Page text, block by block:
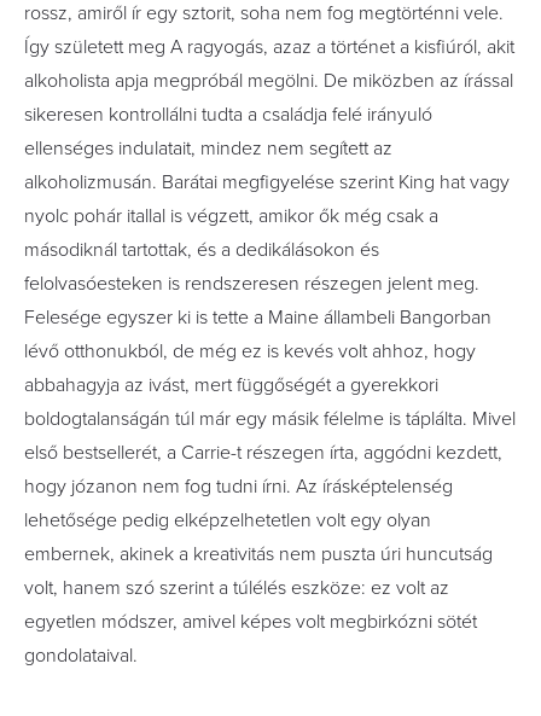
rossz, amiről ír egy sztorit, soha nem fog megtörténni vele.
Így született meg A ragyogás, azaz a történet a kisfiúról, akit
alkoholista apja megpróbál megölni. De miközben az írással
sikeresen kontrollálni tudta a családja felé irányuló
ellenséges indulatait, mindez nem segített az
alkoholizmusán. Barátai megfigyelése szerint King hat vagy
nyolc pohár itallal is végzett, amikor ők még csak a
másodiknál tartottak, és a dedikálásokon és
felolvasóesteken is rendszeresen részegen jelent meg.
Felesége egyszer ki is tette a Maine állambeli Bangorban
lévő otthonukból, de még ez is kevés volt ahhoz, hogy
abbahagyja az ivást, mert függőségét a gyerekkori
boldogtalanságán túl már egy másik félelme is táplálta. Mivel
első bestsellerét, a Carrie-t részegen írta, aggódni kezdett,
hogy józanon nem fog tudni írni. Az írásképtelenség
lehetősége pedig elképzelhetetlen volt egy olyan
embernek, akinek a kreativitás nem puszta úri huncutság
volt, hanem szó szerint a túlélés eszköze: ez volt az
egyetlen módszer, amivel képes volt megbirkózni sötét
gondolataival.